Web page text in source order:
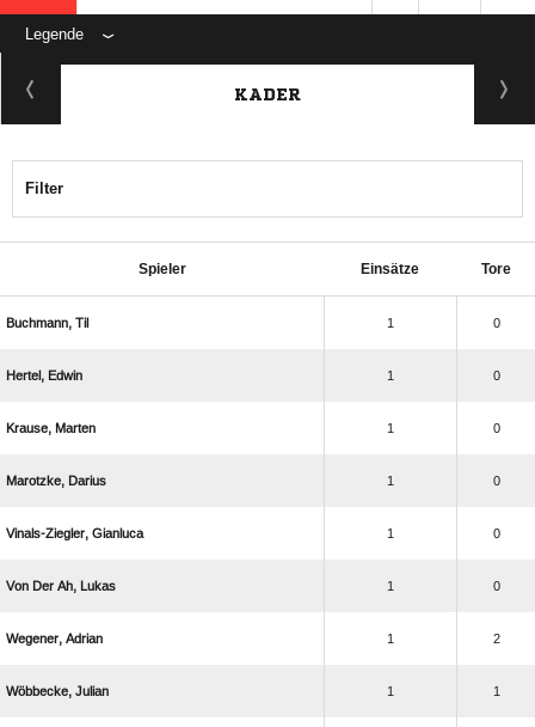
Legende
KADER
Filter
Spieler Einsätze Tore
  1 0
  1 0
  1 0
  1 0
  1 0
    1 0
  1 2
  1 1